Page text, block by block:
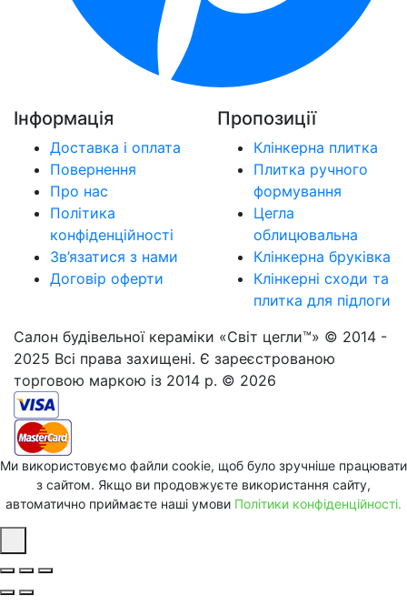
Інформація
Доставка і оплата
Повернення
Про нас
Політика
конфіденційності
Зв’язатися з нами
Договір оферти
Пропозиції
Клінкерна плитка
Плитка ручного
формування
Цегла
облицювальна
Клінкерна бруківка
Клінкерні сходи та
плитка для підлоги
Салон будівельної кераміки «Світ цегли™» © 2014 -
2025 Всі права захищені. Є зареєстрованою
торговою маркою із 2014 р. © 2026
Ми використовуємо файли cookie, щоб було зручніше працювати
з сайтом. Якщо ви продовжуєте використання сайту,
автоматично приймаєте наші умови Політики конфіденційності.